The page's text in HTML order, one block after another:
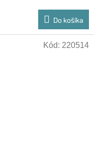
Do košíka
Kód: 220514